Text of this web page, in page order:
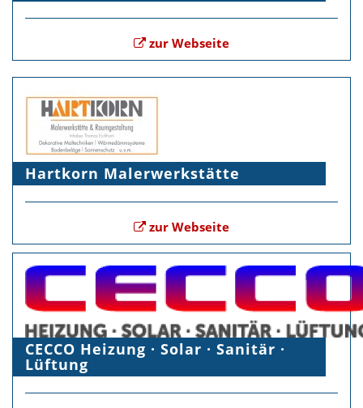
zur Webseite
Hartkorn Malerwerkstätte
zur Webseite
CECCO Heizung · Solar · Sanitär ·
Lüftung